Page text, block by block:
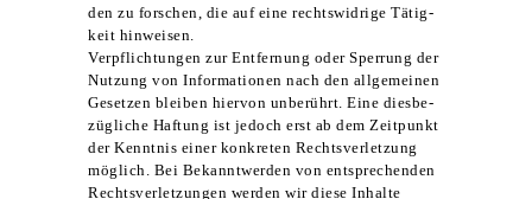
den zu for­schen, die auf eine rechts­wid­ri­ge Tätig­
keit hinweisen.
Ver­pflich­tun­gen zur Ent­fer­nung oder Sper­rung der
Nut­zung von Infor­ma­tio­nen nach den all­ge­mei­nen
Geset­zen blei­ben hier­von unbe­rührt. Eine dies­be­
züg­li­che Haf­tung ist jedoch erst ab dem Zeit­punkt
der Kennt­nis einer kon­kre­ten Rechts­ver­let­zung
mög­lich. Bei Bekannt­wer­den von ent­spre­chen­den
Rechts­ver­let­zun­gen wer­den wir die­se Inhal­te